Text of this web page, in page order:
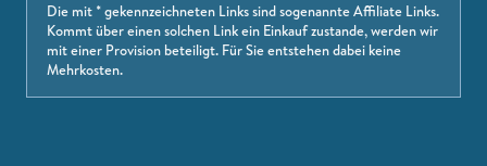
Die mit * gekennzeichneten Links sind sogenannte Affiliate Links.
Kommt über einen solchen Link ein Einkauf zustande, werden wir
mit einer Provision beteiligt. Für Sie entstehen dabei keine
Mehrkosten.